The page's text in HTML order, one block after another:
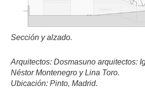
Sección y alzado.
Arquitectos: Dosmasuno arquitectos:
Néstor Montenegro y Lina Toro.
Ubicación: Pinto, Madrid.